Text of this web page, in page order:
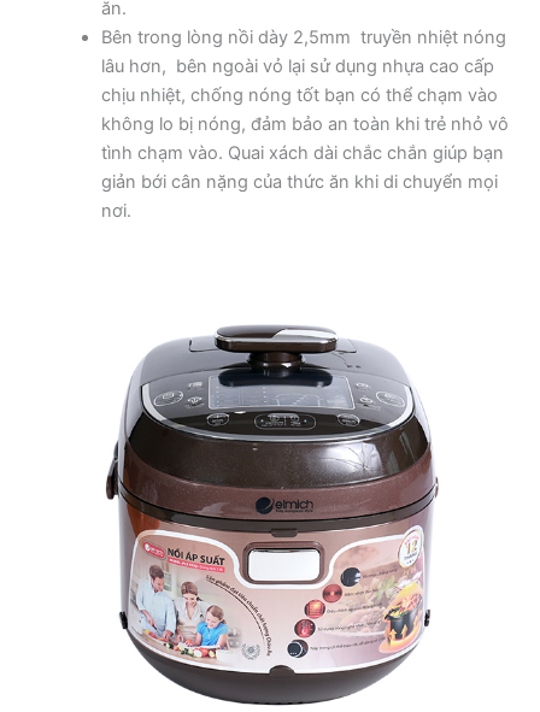
ăn.
Bên trong lòng nồi dày 2,5mm truyền nhiệt nóng
lâu hơn, bên ngoài vỏ lại sử dụng nhựa cao cấp
chịu nhiệt, chống nóng tốt bạn có thể chạm vào
không lo bị nóng, đảm bảo an toàn khi trẻ nhỏ vô
tình chạm vào. Quai xách dài chắc chắn giúp bạn
giản bới cân nặng của thức ăn khi di chuyển mọi
nơi.